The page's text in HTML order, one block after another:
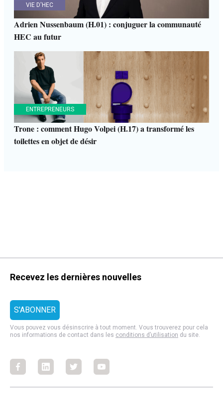
VIE D'HEC
Adrien Nussenbaum (H.01) : conjuguer la communauté
HEC au futur
ENTREPRENEURS
Trone : comment Hugo Volpei (H.17) a transformé les
toilettes en objet de désir
Recevez les dernières nouvelles
Vous pouvez vous désinscrire à tout moment. Vous trouverez pour cela
nos informations de contact dans les conditions d’utilisation du site.
FacebookFacebookFacebookFacebook